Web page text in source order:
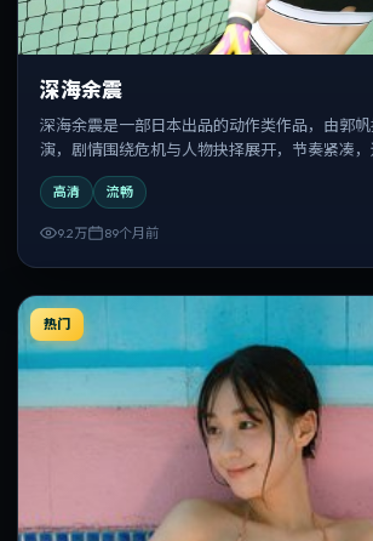
深海余震
深海余震是一部日本出品的动作类作品，由郭
演，剧情围绕危机与人物抉择展开，节奏紧凑，
复观看。
高清 流畅
9.2万 89个月前
热门